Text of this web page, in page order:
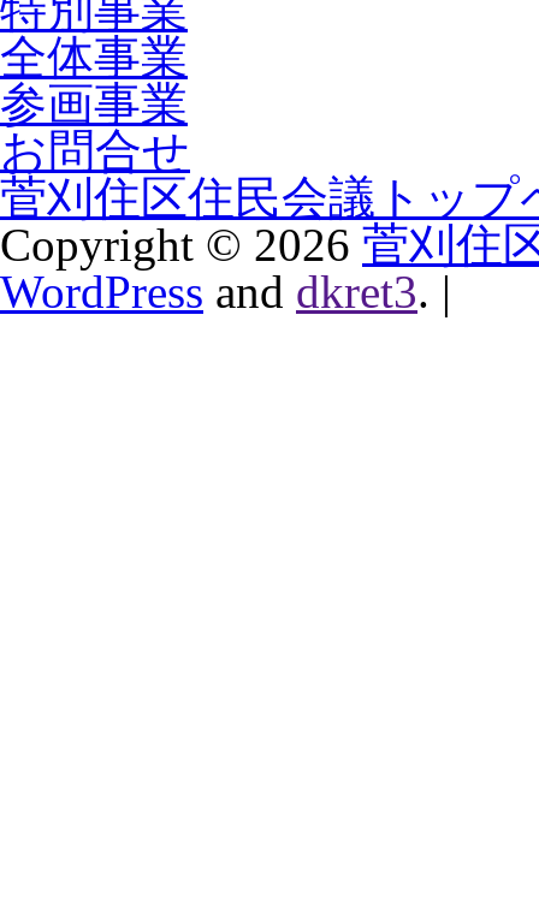
全体事業
参画事業
お問合せ
菅刈住区住民会議トップ
Copyright © 2026 菅刈住
WordPress and dkret3. |